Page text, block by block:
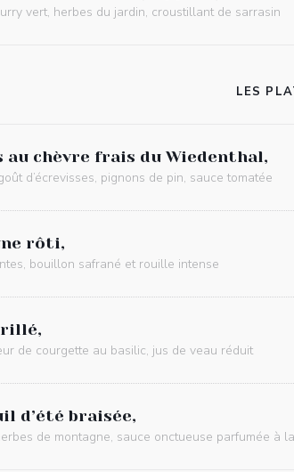
vert, herbes du jardin, croustillant de sarrasin
LES
au chèvre frais du Wiedenthal,
d’écrevisses, pignons de pin, sauce tomatée
rôti,
bouillon safrané et rouille intense
de courgette au basilic, jus de veau réduit
d’été braisée,
de montagne, sauce onctueuse parfumée à